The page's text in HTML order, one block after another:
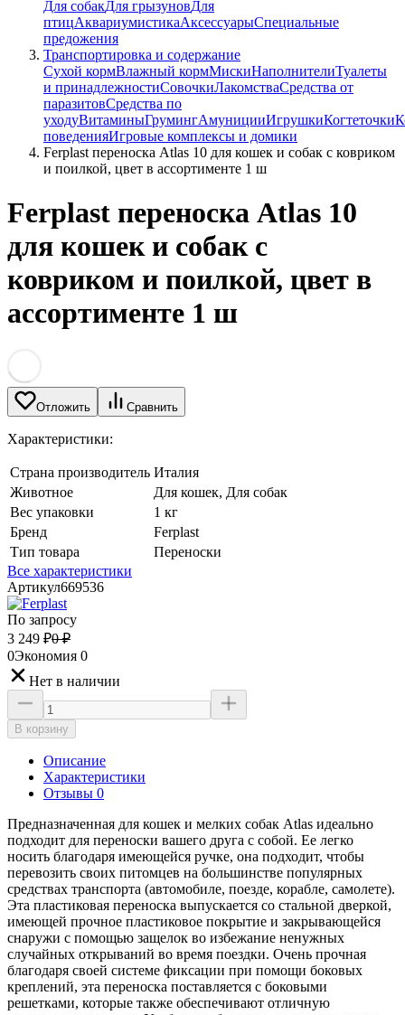
Для собакДля грызуновДля
птицАквариумистикаАксессуарыСпециальные
предожения
Транспортировка и содержание
Сухой кормВлажный кормМискиНаполнителиТуалеты
и принадлежностиСовочкиЛакомстваСредства от
паразитовСредства по
уходуВитаминыГрумингАмуницииИгрушкиКогтеточки
поведенияИгровые комплексы и домики
Ferplast переноска Atlas 10 для кошек и собак с ковриком
и поилкой, цвет в ассортименте 1 ш
Ferplast переноска Atlas 10
для кошек и собак с
ковриком и поилкой, цвет в
ассортименте 1 ш
Отложить Сравнить
Характеристики:
Страна производитель Италия
Животное
Для кошек, Для собак
Вес упаковки
1 кг
Бренд
Ferplast
Тип товара
Переноски
Все характеристики
Артикул669536
По запросу
3 249 ₽0 ₽
0Экономия 0
Нет в наличии
В корзину
Описание
Характеристики
Отзывы 0
Предназначенная для кошек и мелких собак Atlas идеально
подходит для переноски вашего друга с собой. Ее легко
носить благодаря имеющейся ручке, она подходит, чтобы
перевозить своих питомцев на большинстве популярных
средствах транспорта (автомобиле, поезде, корабле, самолете).
Эта пластиковая переноска выпускается со стальной дверкой,
имеющей прочное пластиковое покрытие и закрывающейся
снаружи с помощью защелок во избежание ненужных
случайных открываний во время поездки. Очень прочная
благодаря своей системе фиксации при помощи боковых
креплений, эта переноска поставляется с боковыми
решетками, которые также обеспечивают отличную